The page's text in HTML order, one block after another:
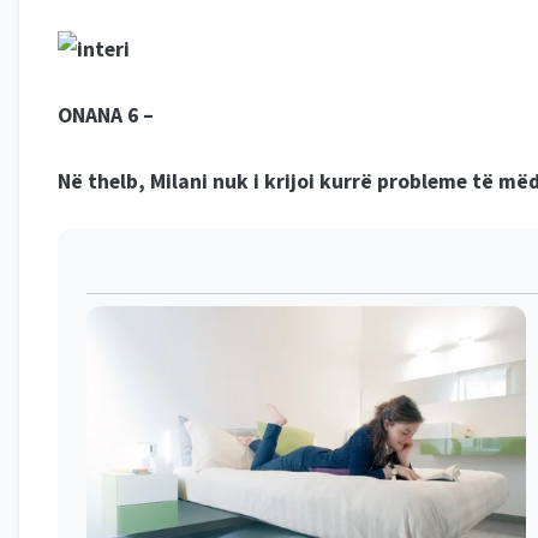
ONANA 6 –
Në thelb, Milani nuk i krijoi kurrë probleme të